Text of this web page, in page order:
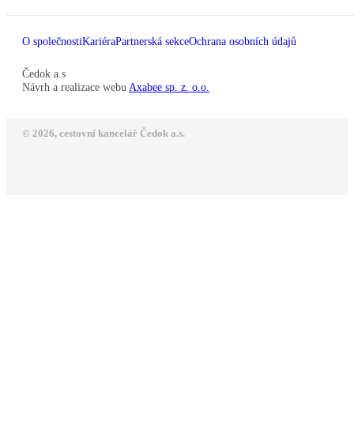
O společnostiKariéraPartnerská sekceOchrana osobních údajů
Čedok a.s
Návrh a realizace webu Axabee sp. z. o.o.
© 2026, cestovní kancelář Čedok a.s.